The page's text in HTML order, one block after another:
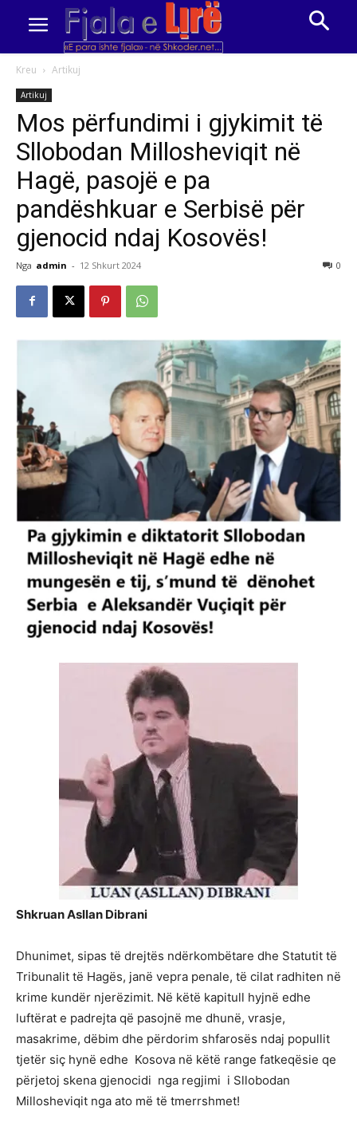
Kreu Artikuj
Artikuj
Mos përfundimi i gjykimit të
Sllobodan Millosheviqit në
Hagë, pasojë e pa
pandëshkuar e Serbisë për
gjenocid ndaj Kosovës!
Nga admin - 12 Shkurt 2024 0
Shkruan Asllan Dibrani
Dhunimet, sipas të drejtës ndërkombëtare dhe Statutit të
Tribunalit të Hagës, janë vepra penale, të cilat radhiten në
krime kundër njerëzimit. Në këtë kapitull hyjnë edhe
luftërat e padrejta që pasojnë me dhunë, vrasje,
masakrime, dëbim dhe përdorim shfarosës ndaj popullit
tjetër siç hynë edhe Kosova në këtë range fatkeqësie qe
përjetoj skena gjenocidi nga regjimi i Sllobodan
Millosheviqit nga ato më të tmerrshmet!